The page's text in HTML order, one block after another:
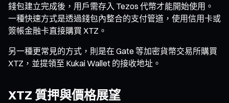
錢包建立完成後，用戶需存入 Tezos 代幣才能開始使用。
一種快速方式是透過錢包內整合的支付管道，使用信用卡或
簽帳金融卡直接購買 XTZ。
另一種更常見的方式，則是在 Gate 等加密貨幣交易所購買
XTZ，並提領至 Kukai Wallet 的接收地址。
XTZ 質押與價格展望